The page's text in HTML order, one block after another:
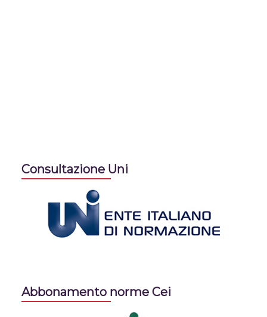
Consultazione Uni
Abbonamento norme Cei